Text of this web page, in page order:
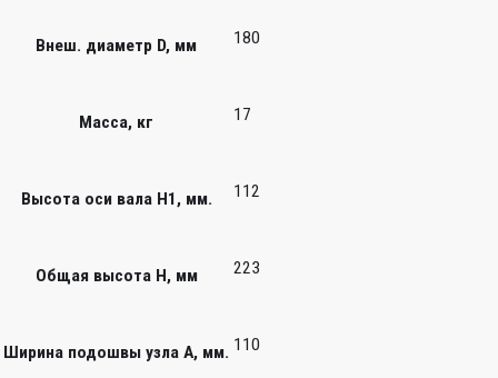
Внеш. диаметр D, мм 180
Масса, кг 17
Высота оси вала H1, мм. 112
Общая высота H, мм 223
Ширина подошвы узла А, мм. 110